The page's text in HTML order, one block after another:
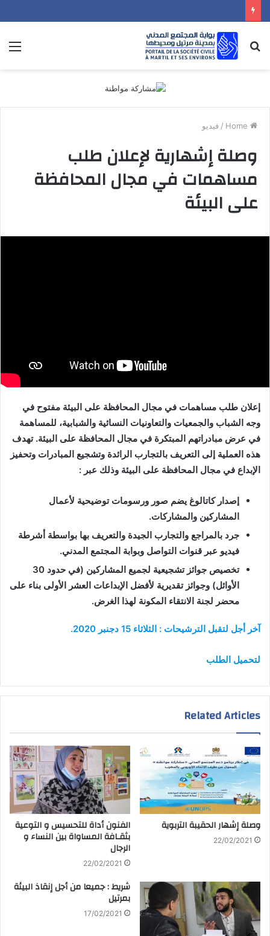
Search
for
/ فيديو
وصلة إشهارية لإعلان طلب
مساهمات في مجال المحافظة
على البيئة
إعلان طلب مساهمات في مجال المحافظة على البيئة مفتوح في
وجه الشباب والجمعيات والتعاونيات النسائية والشبابية، للمساهمة
في عرض مبادراتهم المبتكرة في مجال المحافظة على البيئة. تهدف
هذه العملية إلى التعريف بالتجارب الرائدة وتشجيع المبادرات وتحفيز
الإبداع في مجال المحافظة على البيئة وذلك عبر :
إصدار كاتالوغ يضم صور ورسومات توضيحية لأعمال
المشاركين والمشاركات.
جرد بالمراجع والتجارب الجيدة والتعريف بها بواسطة أشرطة
فيديو عبر قنوات التواصل وبوابة المجتمع المدني.
تخصيص جوائز تشجيعية لجميع المشاركين (في حدود 30
الأوائل) وجوائز تقديرية لأفضل الإبداعات العشر الأولى بناء على
محضر لجنة الانتقاء المكونة لهذا الغرض.
آخر أجل لتقبل الترشيحات : الثلاثاء 15 دجنبر 2020.
لتحميل الطلب
Related Articles
وصلة إشهار الحقيبة التربوية
22/02/2021
الفنون أداة للتحسيس و التوعية
بثقـافة المساواة بين النساء و
الرجال
22/02/2021
شريط : جميعا من أجل إنقاذ البيئة
بمرتيل
17/02/2021